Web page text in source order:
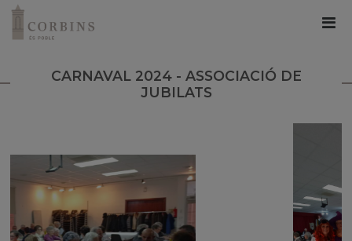
CARNAVAL 2024 - ASSOCIACIÓ DE
JUBILATS